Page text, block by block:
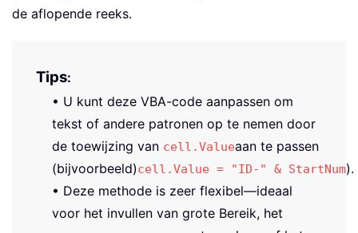
de aflopende reeks.
Tips:
• U kunt deze VBA-code aanpassen om
tekst of andere patronen op te nemen door
de toewijzing van cell.Valueaan te passen
(bijvoorbeeld)cell.Value = "ID-" & StartNum).
• Deze methode is zeer flexibel—ideaal
voor het invullen van grote Bereik, het